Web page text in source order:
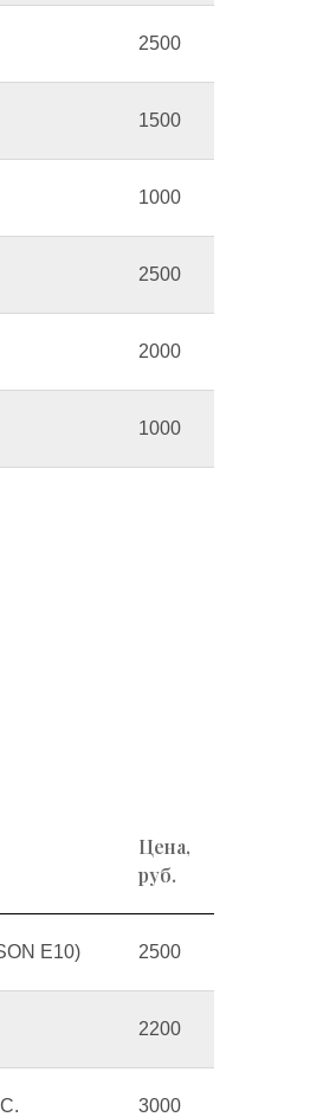
2500
1500
1000
2500
2000
1000
Цена,
руб.
E10) 2500
2200
3000